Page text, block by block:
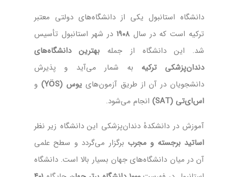
دانشگاه استانبول یکی از دانشگاه‌های دولتی معتبر
ترکیه است که در سال ۱۹۰۸در شهر استانبول تأسیس
شد. این دانشگاه از جمله بهترین دانشگاه‌های
دندان‌پزشکی ترکیه به شمار می‌آید و پذیرش
دانشجویان در آن از طریق آزمون‌هاییوس (YÖS)
و
اس‌ای‌تی (SAT)
انجام می‌شود.
آموزش در دانشکدهٔ دندان‌پزشکی این دانشگاه زیر نظر
اساتید برجسته و مجرب برگزار می‌گردد و سطح علمی
آن در میان دانشگاه‌های جهان بسیار بالا است. دانشگاه